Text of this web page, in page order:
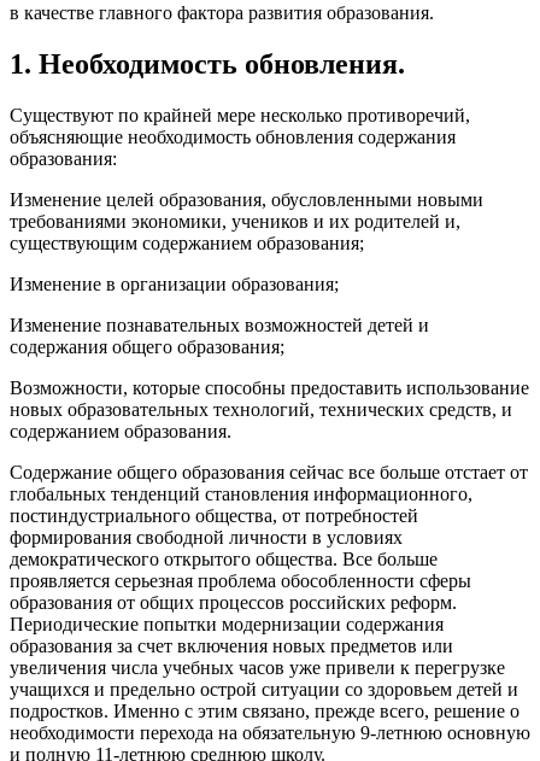
в качестве главного фактора развития образования.
1. Необходимость обновления.
Существуют по крайней мере несколько противоречий,
объясняющие необходимость обновления содержания
образования:
Изменение целей образования, обусловленными новыми
требованиями экономики, учеников и их родителей и,
существующим содержанием образования;
Изменение в организации образования;
Изменение познавательных возможностей детей и
содержания общего образования;
Возможности, которые способны предоставить использование
новых образовательных технологий, технических средств, и
содержанием образования.
Содержание общего образования сейчас все больше отстает от
глобальных тенденций становления информационного,
постиндустриального общества, от потребностей
формирования свободной личности в условиях
демократического открытого общества. Все больше
проявляется серьезная проблема обособленности сферы
образования от общих процессов российских реформ.
Периодические попытки модернизации содержания
образования за счет включения новых предметов или
увеличения числа учебных часов уже привели к перегрузке
учащихся и предельно острой ситуации со здоровьем детей и
подростков. Именно с этим связано, прежде всего, решение о
необходимости перехода на обязательную 9-летнюю основную
и полную 11-летнюю среднюю школу.